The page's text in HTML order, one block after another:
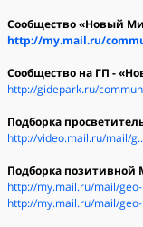
Сообщество «Новый
http://my.mail.ru/
Сообщество на ГП -
http://gidepark.ru/
Подборка
http://video.mail.ru/mail/
Подборка
http://my.mail.ru/mail/
http://my.mail.ru/mail/